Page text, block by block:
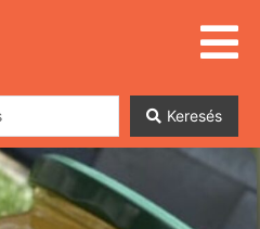
Keresés